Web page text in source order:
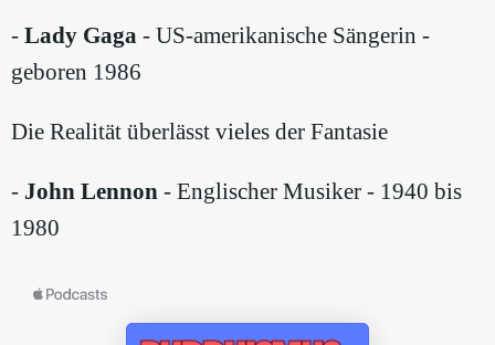
- Lady Gaga - US-amerikanische Sängerin -
geboren 1986
Die Realität überlässt vieles der Fantasie
- John Lennon - Englischer Musiker - 1940 bis
1980